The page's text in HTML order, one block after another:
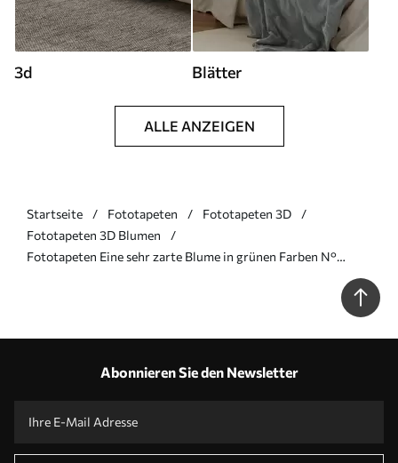
3d Blätter
ALLE ANZEIGEN
Startseite Fototapeten
Fototapeten 3D
Fototapeten 3D Blumen
Fototapeten Eine sehr zarte Blume in grünen Farben N°
Abonnieren Sie den Newsletter